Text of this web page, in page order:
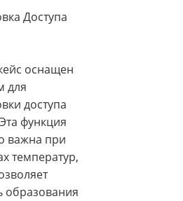
Доступа
оснащен
для
доступа
функция
важна при
температур,
образования